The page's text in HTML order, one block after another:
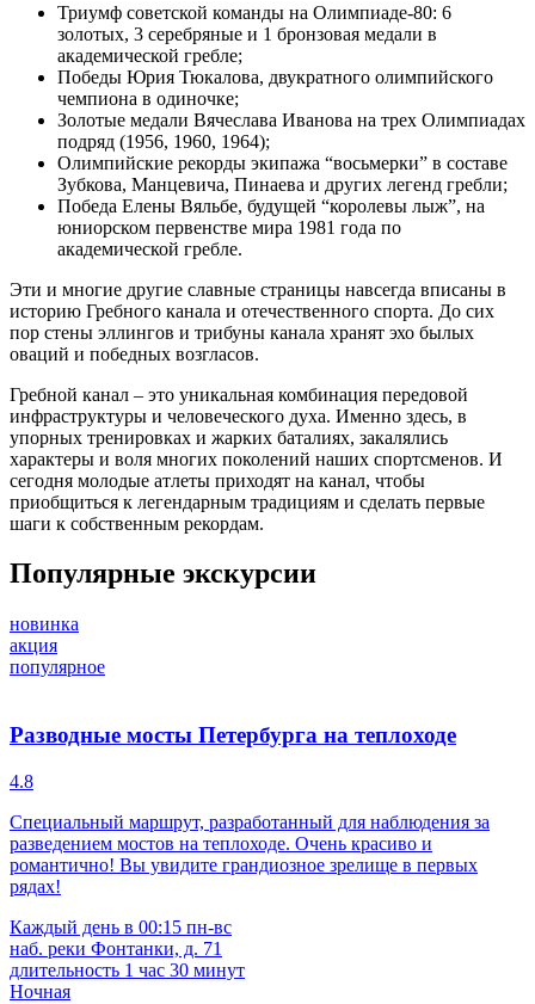
Триумф советской команды на Олимпиаде-80: 6
золотых, 3 серебряные и 1 бронзовая медали в
академической гребле;
Победы Юрия Тюкалова, двукратного олимпийского
чемпиона в одиночке;
Золотые медали Вячеслава Иванова на трех Олимпиадах
подряд (1956, 1960, 1964);
Олимпийские рекорды экипажа “восьмерки” в составе
Зубкова, Манцевича, Пинаева и других легенд гребли;
Победа Елены Вяльбе, будущей “королевы лыж”, на
юниорском первенстве мира 1981 года по
академической гребле.
Эти и многие другие славные страницы навсегда вписаны в
историю Гребного канала и отечественного спорта. До сих
пор стены эллингов и трибуны канала хранят эхо былых
оваций и победных возгласов.
Гребной канал – это уникальная комбинация передовой
инфраструктуры и человеческого духа. Именно здесь, в
упорных тренировках и жарких баталиях, закалялись
характеры и воля многих поколений наших спортсменов. И
сегодня молодые атлеты приходят на канал, чтобы
приобщиться к легендарным традициям и сделать первые
шаги к собственным рекордам.
Популярные экскурсии
новинка
акция
популярное
Разводные мосты Петербурга на теплоходе
4.8
Специальный маршрут, разработанный для наблюдения за
разведением мостов на теплоходе. Очень красиво и
романтично! Вы увидите грандиозное зрелище в первых
рядах!
Каждый день в 00:15 пн-вс
наб. реки Фонтанки, д. 71
длительность 1 час 30 минут
Ночная